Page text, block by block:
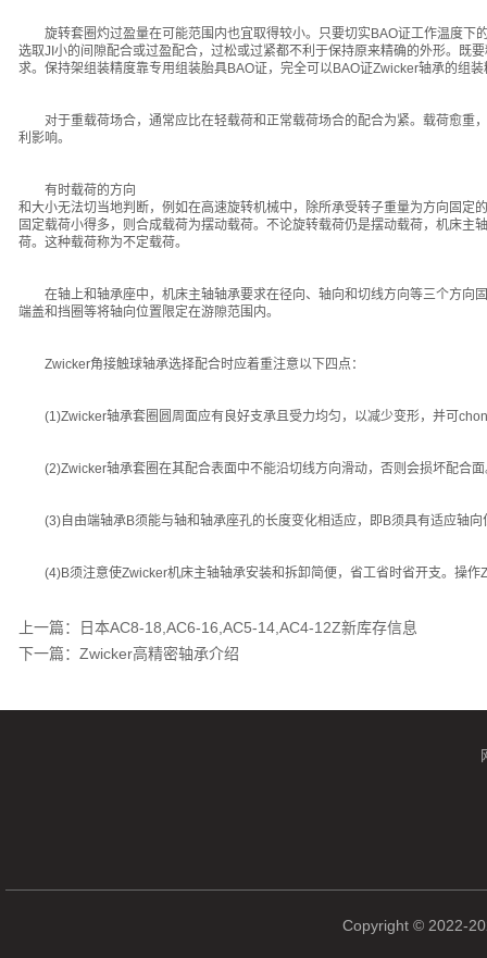
旋转套圈灼过盈量在可能范围内也宜取得较小。只要切实BAO证工作温度下
选取JI小的间隙配合或过盈配合，过松或过紧都不利于保持原来精确的外形。既
求。保持架组装精度靠专用组装胎具BAO证，完全可以BAO证Zwicker轴承的组
对于重载荷场合，通常应比在轻载荷和正常载荷场合的配合为紧。载荷愈重
利影响。
有时载荷的方向
和大小无法切当地判断，例如在高速旋转机械中，除所承受转子重量为方向固
固定载荷小得多，则合成载荷为摆动载荷。不论旋转载荷仍是摆动载荷，机床
荷。这种载荷称为不定载荷。
在轴上和轴承座中，机床主轴轴承要求在径向、轴向和切线方向等三个方向
端盖和挡圈等将轴向位置限定在游隙范围内。
Zwicker角接触球轴承选择配合时应着重注意以下四点：
(1)Zwicker轴承套圈圆周面应有良好支承且受力均匀，以减少变形，并可
(2)Zwicker轴承套圈在其配合表面中不能沿切线方向滑动，否则会损坏配合面
(3)自由端轴承B须能与轴和轴承座孔的长度变化相适应，即B须具有适应轴向
(4)B须注意使Zwicker机床主轴轴承安装和拆卸简便，省工省时省开支。操作
上一篇：
日本AC8-18,AC6-16,AC5-14,AC4-12Z新库存信息
下一篇： Zwicker高精密轴承介绍
Copyright © 2022-